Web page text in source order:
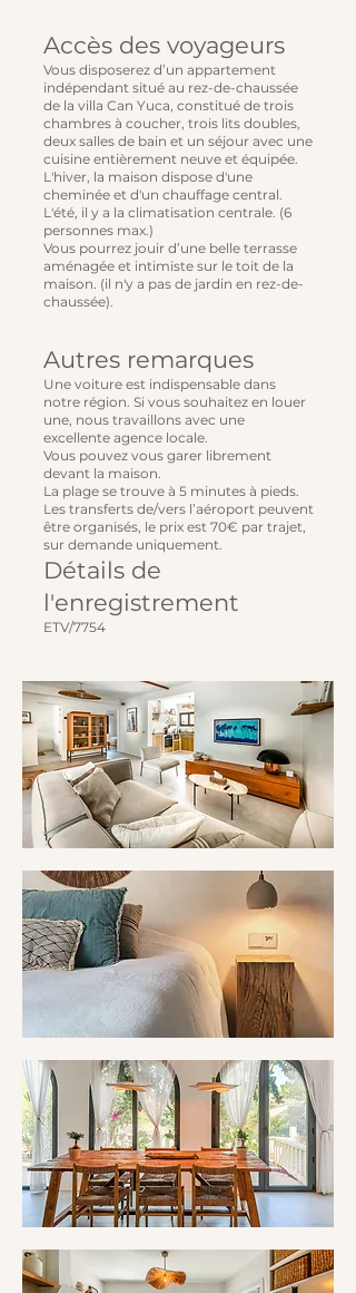
Accès des voyageurs
Vous disposerez d’un appartement
indépendant situé au rez-de-chaussée
de la villa Can Yuca, constitué de trois
chambres à coucher, trois lits doubles,
deux salles de bain et un séjour avec une
cuisine entièrement neuve et équipée.
L'hiver, la maison dispose d'une
cheminée et d'un chauffage central.
L'été, il y a la climatisation centrale. (6
personnes max.)
Vous pourrez jouir d’une belle terrasse
aménagée et intimiste sur le toit de la
maison. (il n'y a pas de jardin en rez-de-
chaussée).
Autres remarques
Une voiture est indispensable dans
notre région. Si vous souhaitez en louer
une, nous travaillons avec une
excellente agence locale.
Vous pouvez vous garer librement
devant la maison.
La plage se trouve à 5 minutes à pieds.
Les transferts de/vers l’aéroport peuvent
être organisés, le prix est 70€ par trajet,
sur demande uniquement.
Détails de
l'enregistrement
ETV/7754